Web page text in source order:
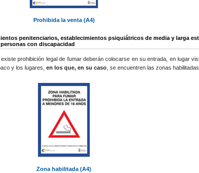
Prohibida la venta (A4)
penitenciarios, establecimientos psiquiátricos de media y larga
con discapacidad
prohibición legal de fumar deberán colocarse en su entrada, en lugar
y los lugares,en los que, en su caso , se encuentren las zonas
Zona habilitada (A4)